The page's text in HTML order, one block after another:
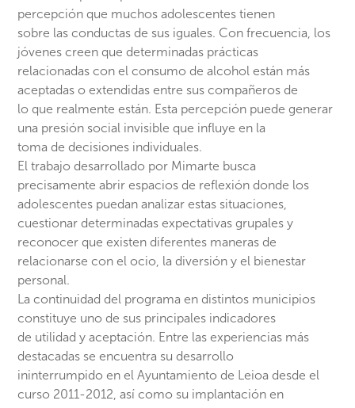
percepción que muchos adolescentes tienen
sobre las conductas de sus iguales. Con frecuencia, los
jóvenes creen que determinadas prácticas
relacionadas con el consumo de alcohol están más
aceptadas o extendidas entre sus compañeros de
lo que realmente están. Esta percepción puede generar
una presión social invisible que influye en la
toma de decisiones individuales.
El trabajo desarrollado por Mimarte busca
precisamente abrir espacios de reflexión donde los
adolescentes puedan analizar estas situaciones,
cuestionar determinadas expectativas grupales y
reconocer que existen diferentes maneras de
relacionarse con el ocio, la diversión y el bienestar
personal.
La continuidad del programa en distintos municipios
constituye uno de sus principales indicadores
de utilidad y aceptación. Entre las experiencias más
destacadas se encuentra su desarrollo
ininterrumpido en el Ayuntamiento de Leioa desde el
curso 2011-2012, así como su implantación en